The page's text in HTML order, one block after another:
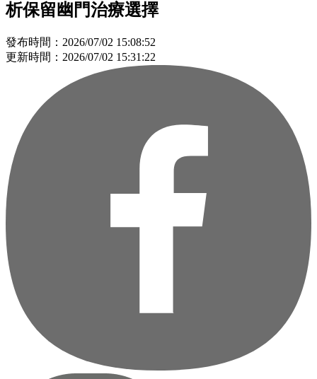
析保留幽門治療選擇
發布時間：2026/07/02 15:08:52
更新時間：2026/07/02 15:31:22